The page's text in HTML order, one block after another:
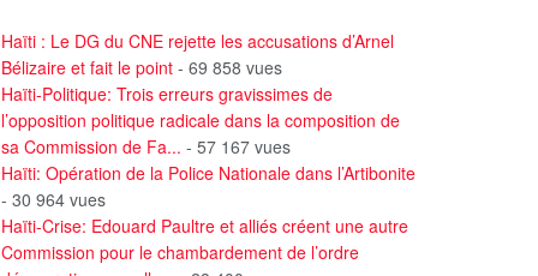
Haïti : Le DG du CNE rejette les accusations d’Arnel
Bélizaire et fait le point - 69 858 vues
Haïti-Politique: Trois erreurs gravissimes de
l’opposition politique radicale dans la composition de
sa Commission de Fa... - 57 167 vues
Haïti: Opération de la Police Nationale dans l’Artibonite
- 30 964 vues
Haïti-Crise: Edouard Paultre et alliés créent une autre
Commission pour le chambardement de l’ordre